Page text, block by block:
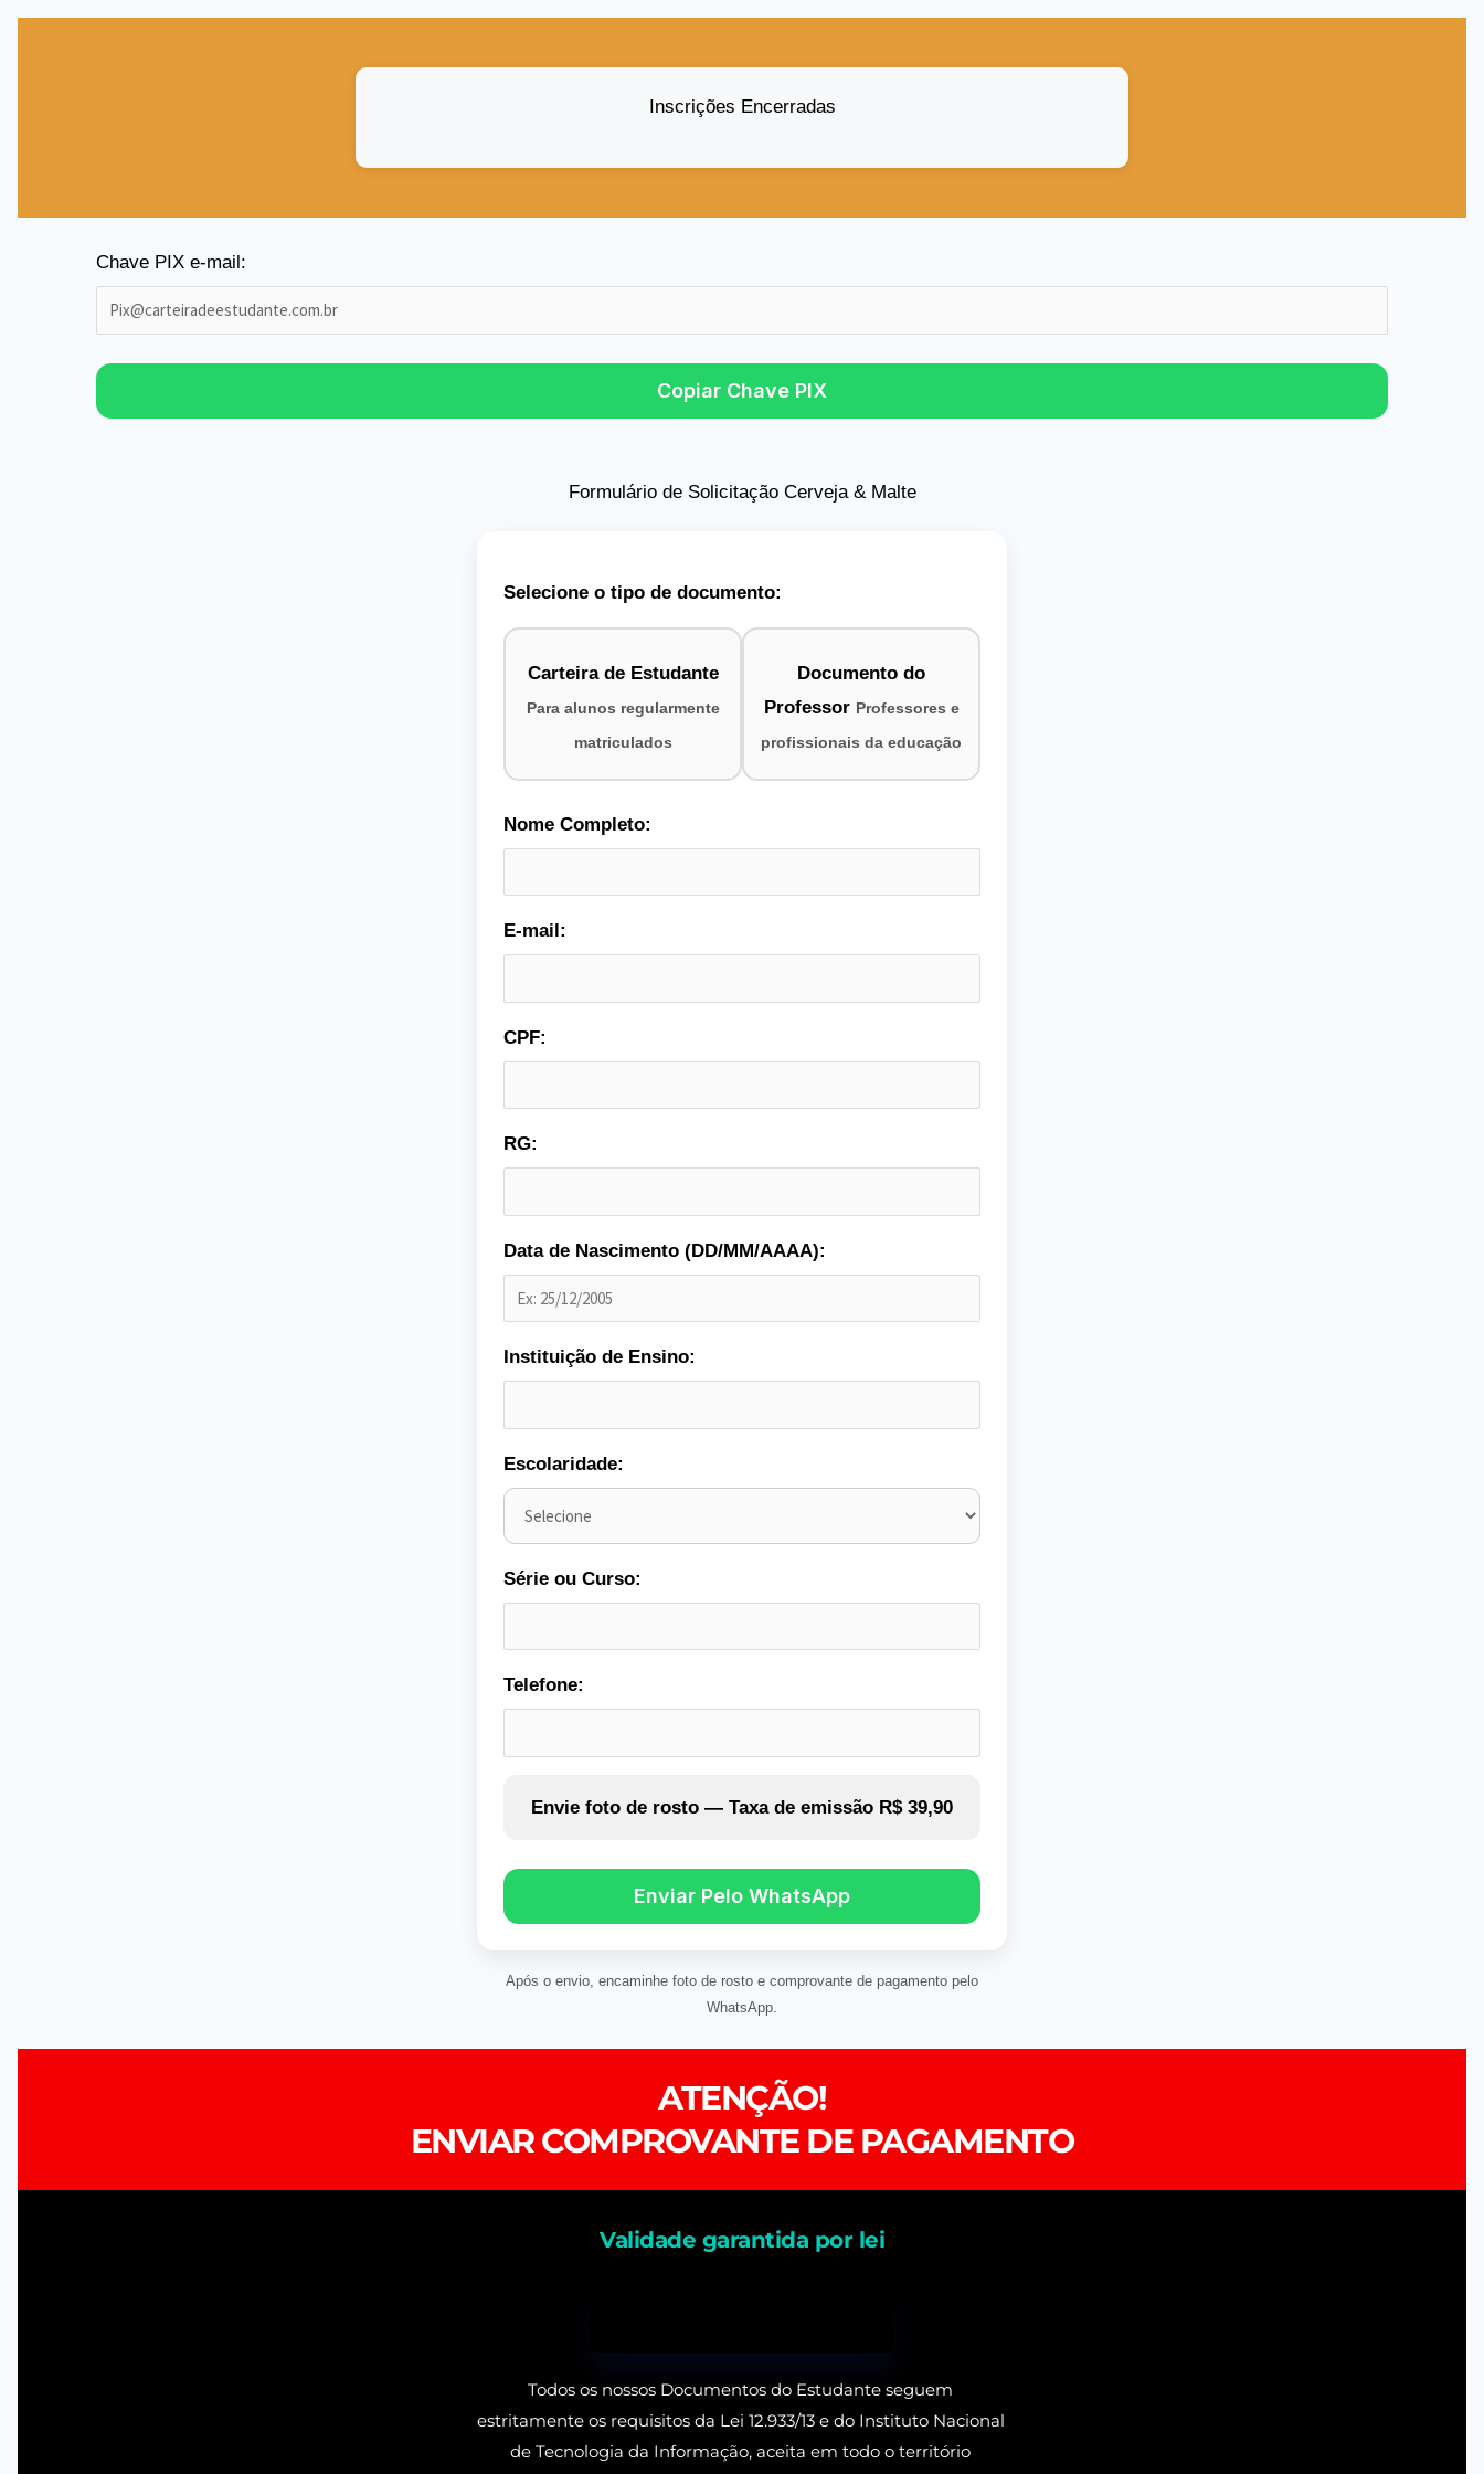
Inscrições Encerradas
Chave PIX e-mail:
Copiar Chave PIX
Formulário de Solicitação Cerveja & Malte
Selecione o tipo de documento:
Carteira de Estudante
Para alunos regularmente
matriculados
Documento do
Professor Professores e
profissionais da educação
Nome Completo:
E-mail:
CPF:
RG:
Data de Nascimento (DD/MM/AAAA):
Instituição de Ensino:
Escolaridade:
Série ou Curso:
Telefone:
Envie foto de rosto — Taxa de emissão R$ 39,90
Enviar Pelo WhatsApp
Após o envio, encaminhe foto de rosto e comprovante de pagamento pelo
WhatsApp.
ATENÇÃO!
ENVIAR COMPROVANTE DE PAGAMENTO
Validade garantida por lei
Todos os nossos Documentos do Estudante seguem
estritamente os requisitos da Lei 12.933/13 e do Instituto Nacional
de Tecnologia da Informação, aceita em todo o território